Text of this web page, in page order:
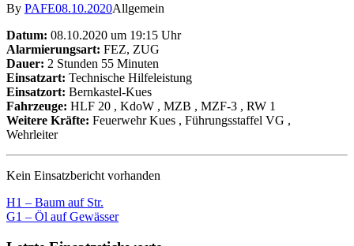
By PAFE08.10.2020Allgemein
Datum: 08.10.2020 um 19:15 Uhr
Alarmierungsart: FEZ, ZUG
Dauer: 2 Stunden 55 Minuten
Einsatzart: Technische Hilfeleistung
Einsatzort: Bernkastel-Kues
Fahrzeuge: HLF 20 , KdoW , MZB , MZF-3 , RW 1
Weitere Kräfte: Feuerwehr Kues , Führungsstaffel VG ,
Wehrleiter
Kein Einsatzbericht vorhanden
H1 – Baum auf Str.
G1 – Öl auf Gewässer